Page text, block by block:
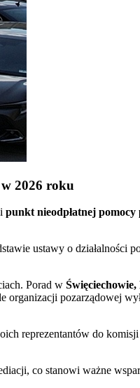
2026 roku
punkt nieodpłatnej
ustawy o działalności
Porad w
organizacji pozarządowej
reprezentantów do
co stanowi ważne